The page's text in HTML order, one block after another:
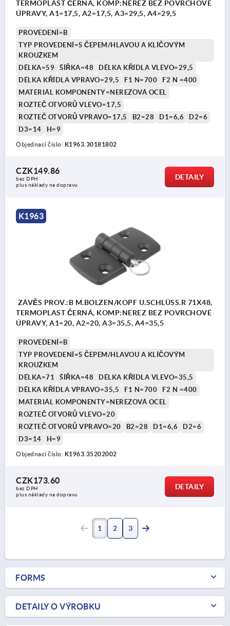
TERMOPLAST ČERNÁ, KOMP:NEREZ BEZ POVRCHOVÉ
ÚPRAVY, A1=17,5, A2=17,5, A3=29,5, A4=29,5
PROVEDENÍ=B
TYP PROVEDENÍ=S ČEPEM/HLAVOU A KLÍČOVÝM
KROUŽKEM
DÉLKA=59
ŠÍŘKA=48
DÉLKA KŘÍDLA VLEVO=29,5
DÉLKA KŘÍDLA VPRAVO=29,5
F1 N=700
F2 N =400
MATERIÁL KOMPONENTY=NEREZOVÁ OCEL
ROZTEČ OTVORŮ VLEVO=17,5
ROZTEČ OTVORŮ VPRAVO=17,5
B2=28 D1=6,6
D2=6
D3=14
H=9
Objednací číslo: K1963.30181802
CZK149.86
bez DPH
plus náklady na dopravu
DETAILY
K1963
ZÁVĚS PROV.:B M.BOLZEN/KOPF U.SCHLÜSS.R 71X48,
TERMOPLAST ČERNÁ, KOMP:NEREZ BEZ POVRCHOVÉ
ÚPRAVY, A1=20, A2=20, A3=35,5, A4=35,5
PROVEDENÍ=B
TYP PROVEDENÍ=S ČEPEM/HLAVOU A KLÍČOVÝM
KROUŽKEM
DÉLKA=71
ŠÍŘKA=48
DÉLKA KŘÍDLA VLEVO=35,5
DÉLKA KŘÍDLA VPRAVO=35,5
F1 N=700
F2 N =400
MATERIÁL KOMPONENTY=NEREZOVÁ OCEL
ROZTEČ OTVORŮ VLEVO=20
ROZTEČ OTVORŮ VPRAVO=20
B2=28 D1=6,6
D2=6
D3=14
H=9
Objednací číslo: K1963.35202002
CZK173.60
bez DPH
plus náklady na dopravu
DETAILY
1 2 3
FORMS
DETAILY O VÝROBKU